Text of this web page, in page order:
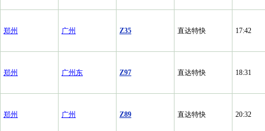
郑州 广州 Z35 直达特快 17:42
郑州 广州东 Z97 直达特快 18:31
郑州 广州 Z89 直达特快 20:32